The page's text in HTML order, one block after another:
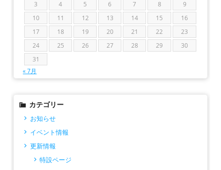
3 4 5 6 7 8
9
10
11 12 13 14 15
16
17
18 19 20 21 22
23
24
25 26 27 28 29
30
31
« 7月
カテゴリー
お知らせ
イベント情報
更新情報
特設ページ